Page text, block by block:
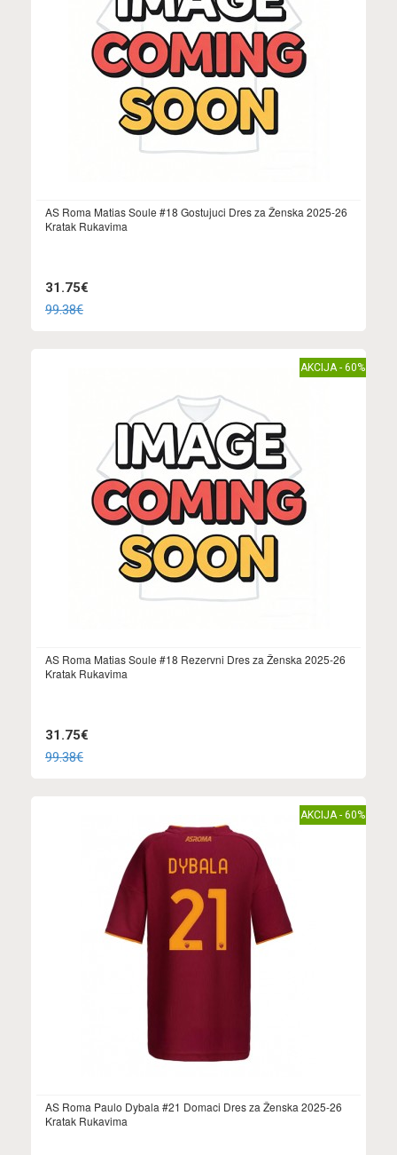
AS Roma Matias Soule #18 Gostujuci Dres za Ženska 2025-26
Kratak Rukavima
31.75€
99.38€
AKCIJA - 60%
AS Roma Matias Soule #18 Rezervni Dres za Ženska 2025-26
Kratak Rukavima
31.75€
99.38€
AKCIJA - 60%
AS Roma Paulo Dybala #21 Domaci Dres za Ženska 2025-26
Kratak Rukavima